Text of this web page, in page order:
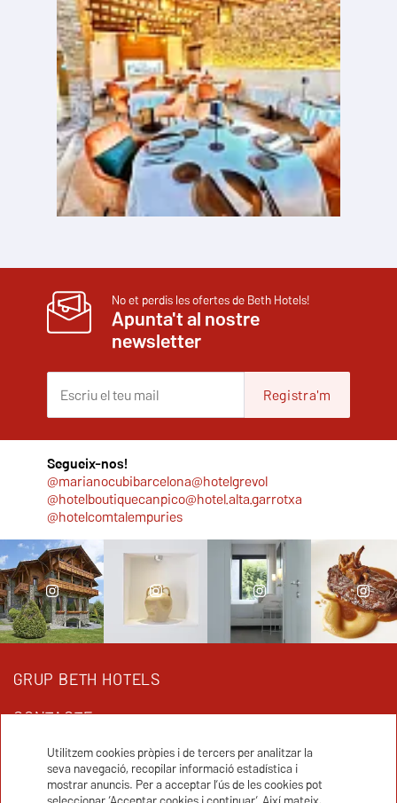
No et perdis les ofertes de Beth Hotels!
Apunta't al nostre
newsletter
Registra'm
Segueix-nos!
@marianocubibarcelona@hotelgrevol
@hotelboutiquecanpico@hotel.alta.garrotxa
@hotelcomtalempuries
GRUP BETH HOTELS
CONTACTE
Grup Beth Hotels:
Utilitzem cookies pròpies i de tercers per analitzar la
seva navegació, recopilar informació estadística i
mostrar anuncis. Per a acceptar l’ús de les cookies pot